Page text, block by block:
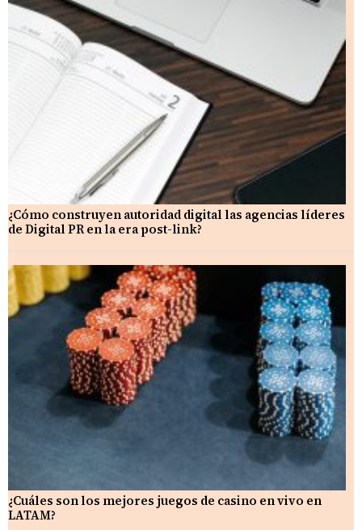
¿Cómo construyen autoridad digital las agencias líderes
de Digital PR en la era post-link?
¿Cuáles son los mejores juegos de casino en vivo en
LATAM?